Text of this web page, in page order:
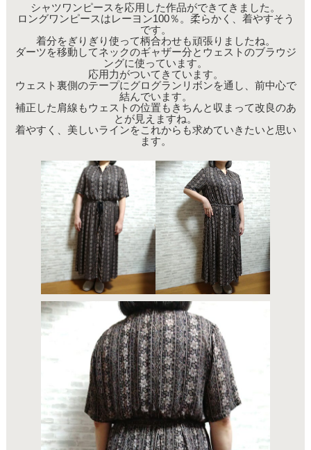
シャツワンピースを応用した作品ができてきました。
ロングワンピースはレーヨン100％。柔らかく、着やすそう
です。
着分をぎりぎり使って柄合わせも頑張りましたね。
ダーツを移動してネックのギャザー分とウェストのブラウジ
ングに使っています。
応用力がついてきています。
ウェスト裏側のテープにグログランリボンを通し、前中心で
結んでいます。
補正した肩線もウェストの位置もきちんと収まって改良のあ
とが見えますね。
着やすく、美しいラインをこれからも求めていきたいと思い
ます。